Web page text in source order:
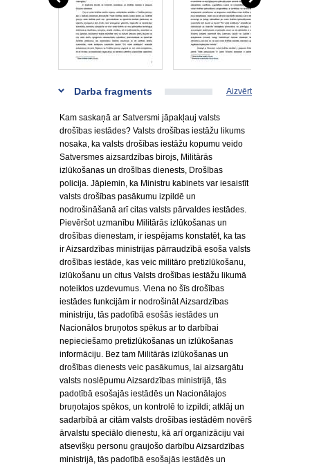
Darba fragments Aizvērt
Kam saskaņā ar Satversmi jāpakļauj valsts
drošības iestādes? Valsts drošības iestāžu likums
nosaka, ka valsts drošības iestāžu kopumu veido
Satversmes aizsardzības birojs, Militārās
izlūkošanas un drošības dienests, Drošības
policija. Jāpiemin, ka Ministru kabinets var iesaistīt
valsts drošības pasākumu izpildē un
nodrošināšanā arī citas valsts pārvaldes iestādes.
Pievēršot uzmanību Militārās izlūkošanas un
drošības dienestam, ir iespējams konstatēt, ka tas
ir Aizsardzības ministrijas pārraudzībā esoša valsts
drošības iestāde, kas veic militāro pretizlūkošanu,
izlūkošanu un citus Valsts drošības iestāžu likumā
noteiktos uzdevumus. Viena no šīs drošības
iestādes funkcijām ir nodrošināt Aizsardzības
ministriju, tās padotībā esošās iestādes un
Nacionālos bruņotos spēkus ar to darbībai
nepieciešamo pretizlūkošanas un izlūkošanas
informāciju. Bez tam Militārās izlūkošanas un
drošības dienests veic pasākumus, lai aizsargātu
valsts noslēpumu Aizsardzības ministrijā, tās
padotībā esošajās iestādēs un Nacionālajos
bruņotajos spēkos, un kontrolē to izpildi; atklāj un
sadarbībā ar citām valsts drošības iestādēm novērš
ārvalstu speciālo dienestu, kā arī organizāciju vai
atsevišķu personu graujošo darbību Aizsardzības
ministrijā, tās padotībā esošajās iestādēs un